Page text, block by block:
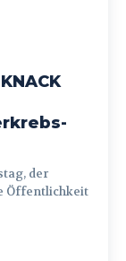
Öffentlichkeit